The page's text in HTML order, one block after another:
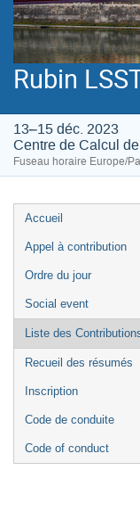
Rubin
13–15 déc. 2023
Centre de Calcul
Fuseau horaire Europe/
Menu
de
Accueil
Appel à contribution
Ordre du jour
Social event
Liste des
Recueil des résumés
Inscription
Code de conduite
Code of conduct